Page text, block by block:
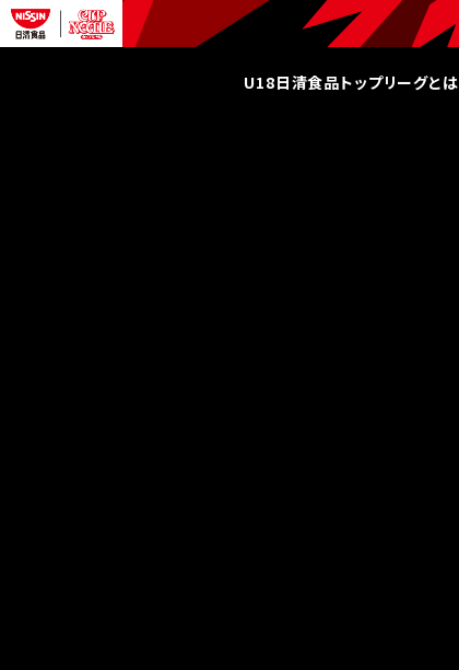
U18日清食品トップリーグとは